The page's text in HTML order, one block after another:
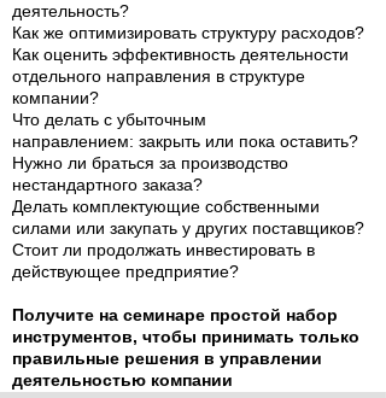
деятельность?
Как же оптимизировать структуру расходов?
Как оценить эффективность деятельности
отдельного направления в структуре
компании?
Что делать с убыточным
направлением: закрыть или пока оставить?
Нужно ли браться за производство
нестандартного заказа?
Делать комплектующие собственными
силами или закупать у других поставщиков?
Стоит ли продолжать инвестировать в
действующее предприятие?
Получите на семинаре простой набор
инструментов, чтобы принимать только
правильные решения в управлении
деятельностью компании